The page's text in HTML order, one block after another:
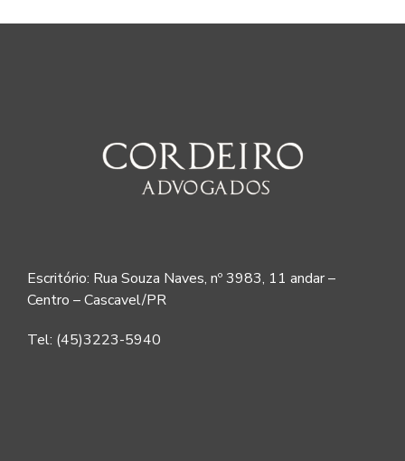
Escritório: Rua Souza Naves, nº 3983, 11 andar –
Centro – Cascavel/PR
Tel: (45)3223-5940